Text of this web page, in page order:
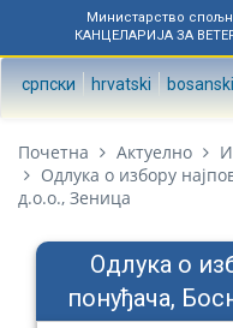
Министарство
КАНЦЕЛАРИЈА ЗА
српски hrvatski bosanski
Почетна Актуелно
Одлука о избору
д.о.о., Зеница
Одлука о
понуђача,